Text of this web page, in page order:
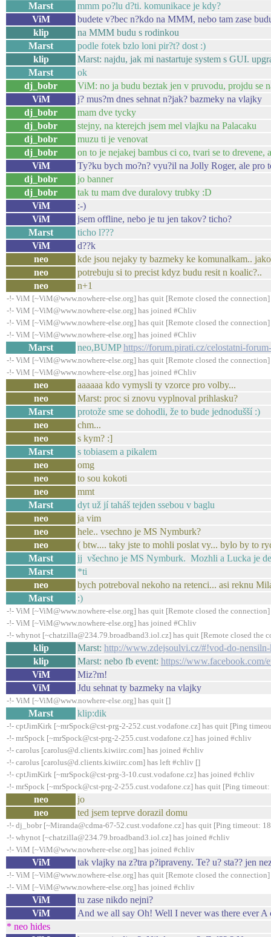
Marst
mmm po?lu d?ti. komunikace je kdy?
ViM
budete v?bec n?kdo na MMM, nebo tam zase
klip
na MMM budu s rodinkou
Marst
podle fotek bzlo loni pir?t? dost :)
klip
Marst: najdu, jak mi nastartuje system s GUI.
Marst
ok
dj_bobr
ViM: no ja budu beztak jen v pruvodu, projdu se
ViM
j? mus?m dnes sehnat n?jak? bazmeky na vlajky
dj_bobr
mam dve tycky
dj_bobr
stejny, na kterejch jsem mel vlajku na Palacaku
dj_bobr
muzu ti je venovat
dj_bobr
on to je nejakej bambus ci co, tvari se to drevene,
ViM
Ty?ku bych mo?n? vyu?il na Jolly Roger, ale pro
dj_bobr
jo banner
dj_bobr
tak tu mam dve duralovy trubky :D
ViM
:-)
ViM
jsem offline, nebo je tu jen takov? ticho?
Marst
ticho l???
ViM
d??k
neo
kde jsou nejaky ty bazmeky ke komunalkam..
neo
potrebuju si to precist kdyz budu resit n koalic?..
neo
n+1
-!- ViM [~ViM@www.nowhere-else.org] has quit [Remote closed the connection]
-!- ViM [~ViM@www.nowhere-else.org] has joined #Chliv
-!- ViM [~ViM@www.nowhere-else.org] has quit [Remote closed the connection]
-!- ViM [~ViM@www.nowhere-else.org] has joined #Chliv
Marst neo,BUMPhttps://forum.pirati.cz/celostatni-
-!- ViM [~ViM@www.nowhere-else.org] has quit [Remote closed the connection]
-!- ViM [~ViM@www.nowhere-else.org] has joined #Chliv
neo
aaaaaa kdo vymysli ty vzorce pro volby...
neo
Marst: proc si znovu vyplnoval prihlasku?
Marst
protože sme se dohodli, že to bude jednodušší :)
neo
chm...
neo
s kym? :]
Marst
s tobiasem a pikalem
neo
omg
neo
to sou kokoti
neo
mmt
Marst
dyt už jí taháš tejden ssebou v baglu
neo
ja vim
neo
hele.. vsechno je MS Nymburk?
neo
( btw.... taky jste to mohli poslat vy... bylo by to
Marst
jj všechno je MS Nymburk. Mozhli a Lucka je
Marst
*ti
neo
bych potreboval nekoho na retenci... asi reknu
Marst
:)
-!- ViM [~ViM@www.nowhere-else.org] has quit [Remote closed the connection]
-!- ViM [~ViM@www.nowhere-else.org] has joined #Chliv
-!- whynot [~chatzilla@234.79.broadband3.iol.cz] has quit [Remote closed the
klip Marst: http://www.zdejsoulvi.cz/#!vod-do-
klip
Marst: nebo fb event: https://www.facebook.com/
ViM
Miz?m!
ViM
Jdu sehnat ty bazmeky na vlajky
-!- ViM [~ViM@www.nowhere-else.org] has quit []
Marst klip:dik
-!- cptJimKirk [~mrSpock@cst-prg-2-252.cust.vodafone.cz] has quit [Ping
-!- mrSpock [~mrSpock@cst-prg-2-255.cust.vodafone.cz] has joined #chliv
-!- carolus [carolus@d.clients.kiwiirc.com] has joined #chliv
-!- carolus [carolus@d.clients.kiwiirc.com] has left #chliv []
-!- cptJimKirk [~mrSpock@cst-prg-3-10.cust.vodafone.cz] has joined #chliv
-!- mrSpock [~mrSpock@cst-prg-2-255.cust.vodafone.cz] has quit [Ping timeout:
neo
jo
neo
ted jsem teprve dorazil domu
-!- dj_bobr [~Miranda@cdma-67-52.cust.vodafone.cz] has quit [Ping timeout:
-!- whynot [~chatzilla@234.79.broadband3.iol.cz] has joined #chliv
-!- ViM [~ViM@www.nowhere-else.org] has joined #chliv
ViM tak vlajky na z?tra p?ipraveny. Te? u? sta?? jen
-!- ViM [~ViM@www.nowhere-else.org] has quit [Remote closed the connection]
-!- ViM [~ViM@www.nowhere-else.org] has joined #chliv
ViM
tu zase nikdo nejni?
ViM
And we all say Oh! Well I never was there ever
* neo hides